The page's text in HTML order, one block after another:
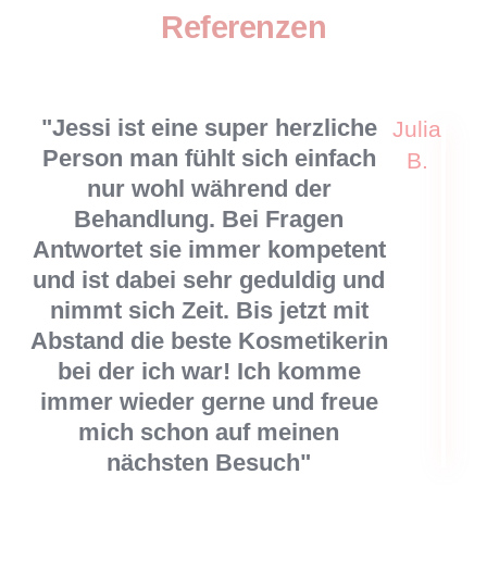
Referenzen
"Jessi ist eine super herzliche
Person man fühlt sich einfach
nur wohl während der
Behandlung. Bei Fragen
Antwortet sie immer kompetent
und ist dabei sehr geduldig und
nimmt sich Zeit. Bis jetzt mit
Abstand die beste Kosmetikerin
bei der ich war! Ich komme
immer wieder gerne und freue
mich schon auf meinen
nächsten Besuch"
Julia
B.